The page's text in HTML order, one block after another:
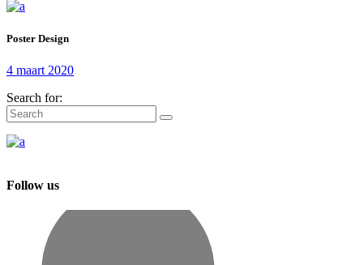
Poster Design
4 maart 2020
Search for:
Follow us